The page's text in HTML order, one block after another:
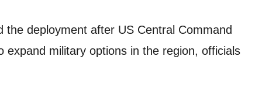
deployment after US Central Command
military options in the region, officials